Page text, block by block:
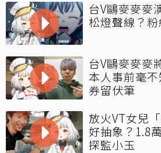
台V鷗麥麥麥
松燈聲線？
台V鷗麥麥麥
本人事前毫
券留伏筆
放火VT女兒
好抽象？1.8
探監小玉